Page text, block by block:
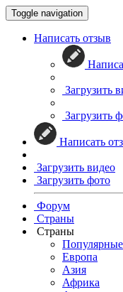
Toggle navigation
Написать отзыв
Загрузить
Загрузить
Написать
Загрузить видео
Загрузить фото
Форум
Страны
Страны
Популярные
Европа
Азия
Африка